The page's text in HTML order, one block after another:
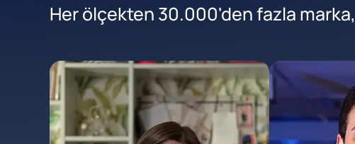
Her ölçekten 30.000'den fazla marka,